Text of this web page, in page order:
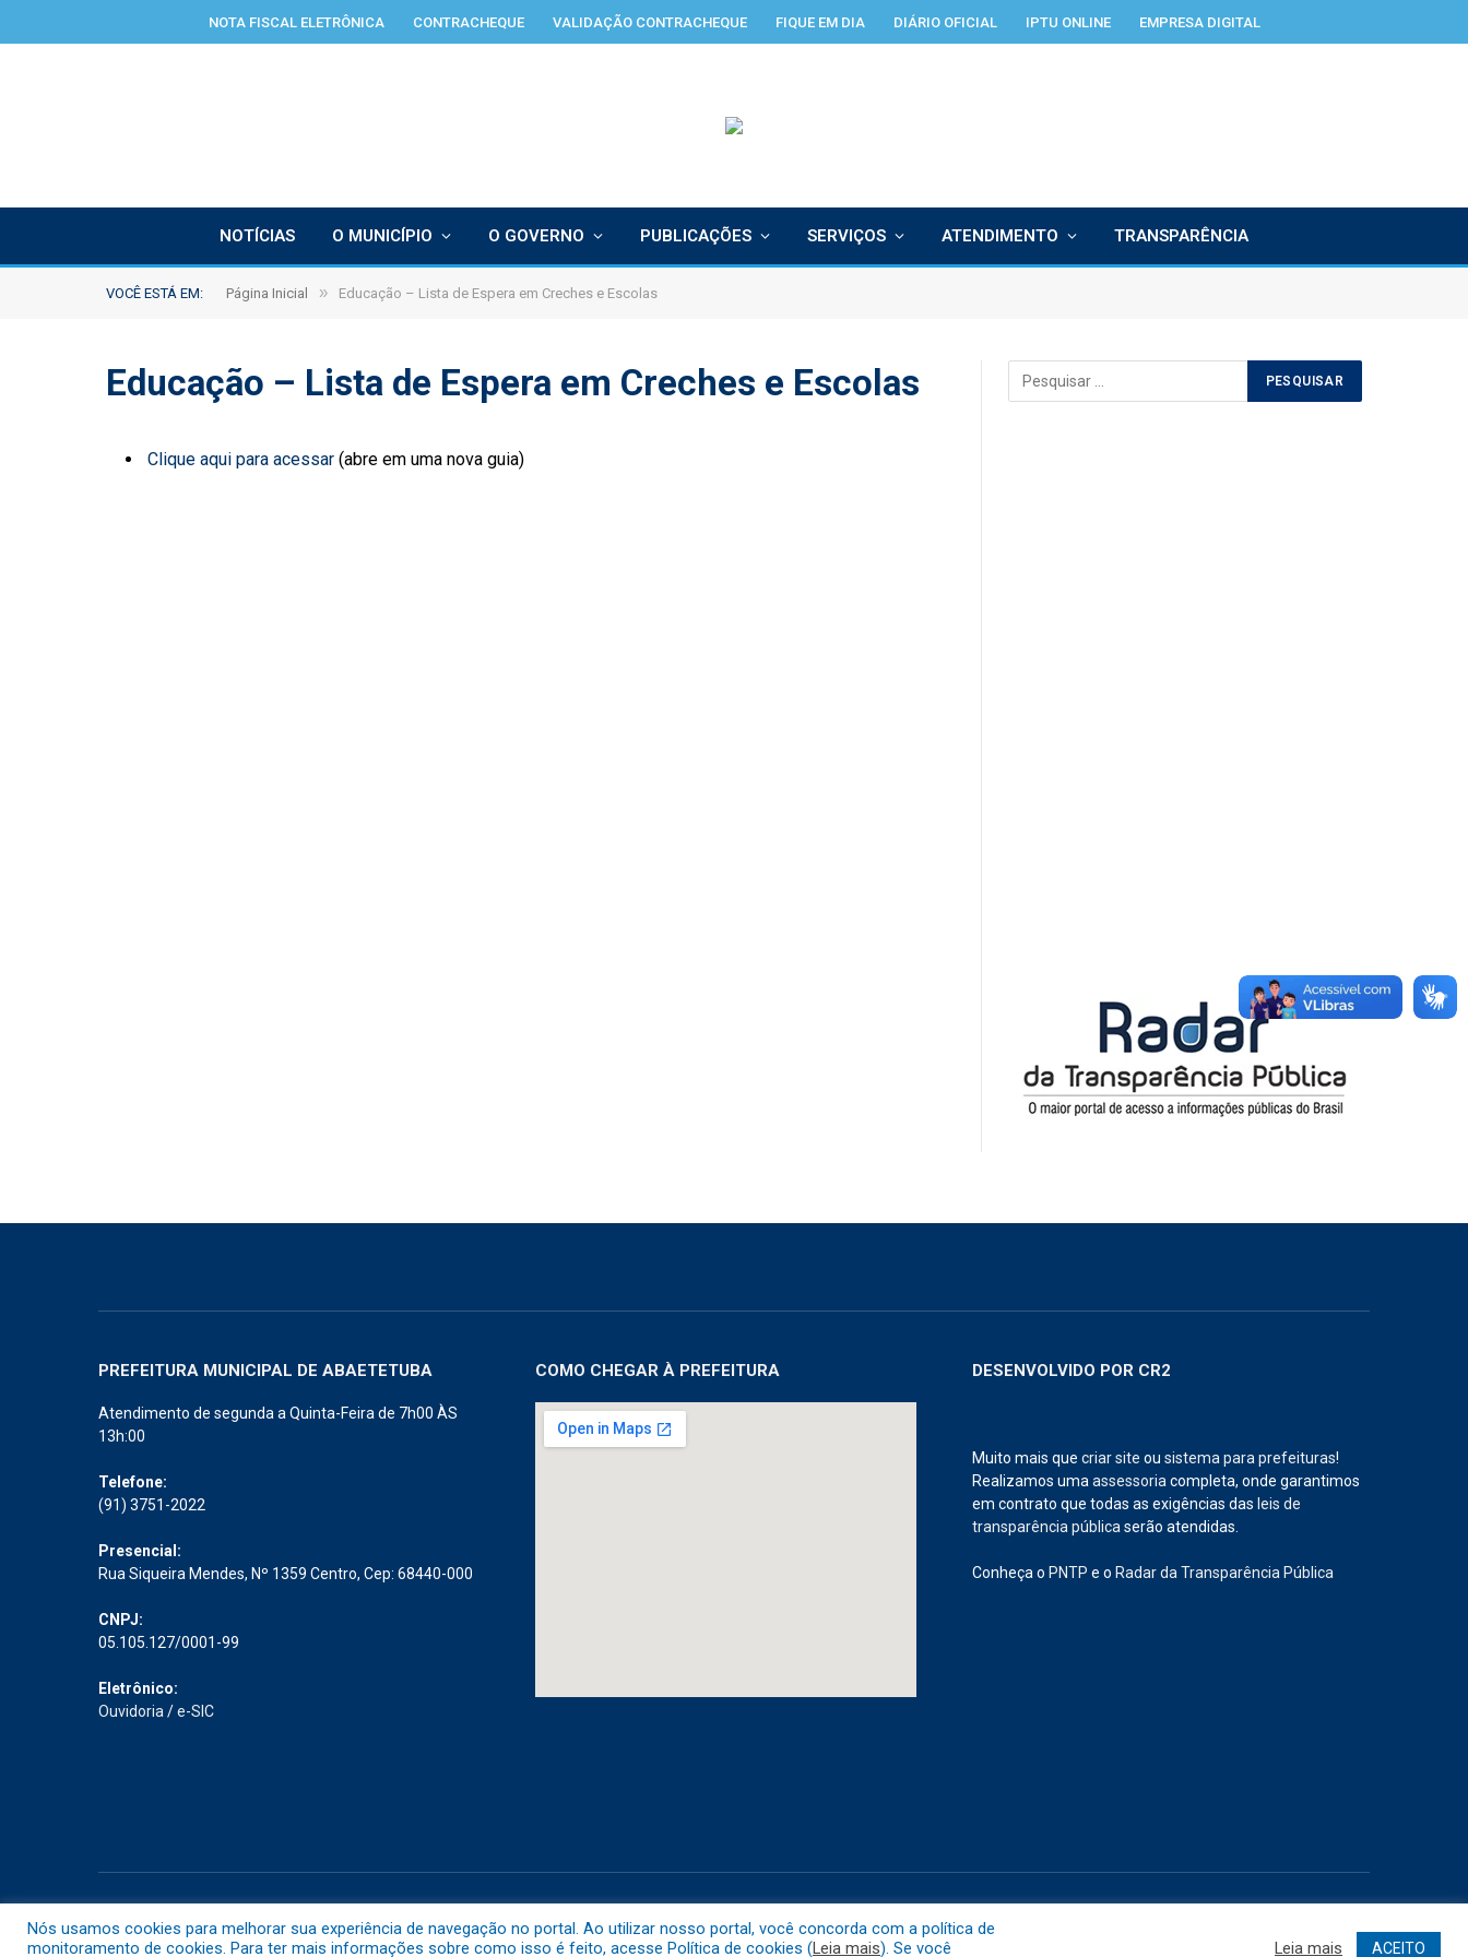
NOTA FISCAL ELETRÔNICA CONTRACHEQUE VALIDAÇÃO CONTRACHEQUE FIQUE EM DIA DIÁRIO OFICIAL IPTU ONLINE EMPRESA DIGITAL
NOTÍCIAS O MUNICÍPIO O GOVERNO PUBLICAÇÕES SERVIÇOS ATENDIMENTO TRANSPARÊNCIA
VOCÊ ESTÁ EM: Página Inicial » Educação – Lista de Espera em Creches e Escolas
Educação – Lista de Espera em Creches e Escolas
Clique aqui para acessar (abre em uma nova guia)
PREFEITURA MUNICIPAL DE ABAETETUBA
Atendimento de segunda a Quinta-Feira de 7h00 ÀS
13h:00
Telefone:
(91) 3751-2022
Presencial:
Rua Siqueira Mendes, Nº 1359 Centro, Cep: 68440-000
CNPJ:
05.105.127/0001-99
Eletrônico:
Ouvidoria /e-SIC
COMO CHEGAR À PREFEITURA DESENVOLVIDO POR CR2
Muito mais que criar site ou sistema para prefeituras!
Realizamos uma assessoria completa, onde garantimos
em contrato que todas as exigências das leis de
transparência pública serão atendidas.
Conheça o PNTP e o Radar da Transparência Pública
Nós usamos cookies para melhorar sua experiência de navegação no portal. Ao utilizar nosso portal, você concorda com a política de
monitoramento de cookies. Para ter mais informações sobre como isso é feito, acesse Política de cookies (Leia mais). Se você Leia mais ACEITO